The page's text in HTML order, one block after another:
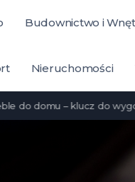
Budownictwo i
Nieruchomości
– klucz do wygody i